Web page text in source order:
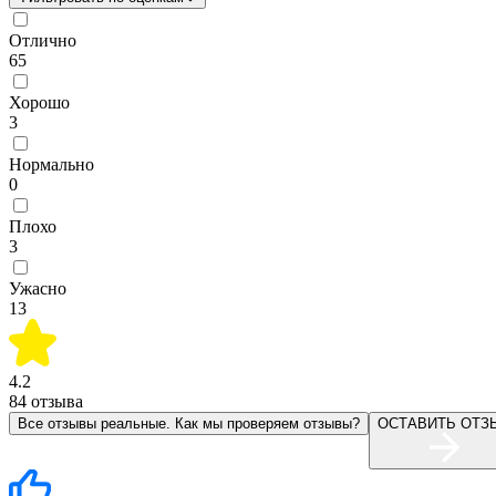
Отлично
65
Хорошо
3
Нормально
0
Плохо
3
Ужасно
13
4.2
84 отзыва
Все отзывы реальные. Как мы проверяем отзывы? ОСТАВИТЬ